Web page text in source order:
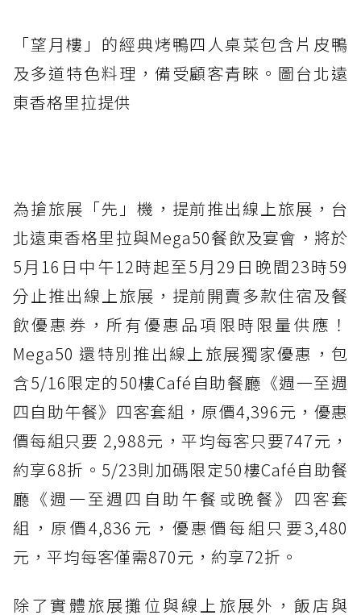
「望月樓」的經典烤鴨四人桌菜包含片皮鴨
及多道特色料理，備受顧客青睞。圖台北遠
東香格里拉提供
為搶旅展「先」機，提前推出線上旅展，台
北遠東香格里拉與Mega50餐飲及宴會，將於
5月16日中午12時起至5月29日晚間23時59
分止推出線上旅展，提前開賣多款住宿及餐
飲優惠券，所有優惠品項限時限量供應！
Mega50 還特別推出線上旅展獨家優惠，包
含5/16限定的50樓Café自助餐廳《週一至週
四自助午餐》四客套組，原價4,396元，優惠
價每組只要 2,988元，平均每客只要747元，
約享68折。5/23則加碼限定50樓Café自助餐
廳《週一至週四自助午餐或晚餐》四客套
組，原價4,836元，優惠價每組只要3,480
元，平均每客僅需870元，約享72折。
除了實體旅展攤位與線上旅展外，飯店與